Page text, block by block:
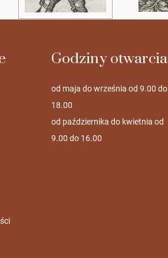
Godziny otwarcia
od maja do września od 9.00 do
18.00
od października do kwietnia od
9.00 do 16.00